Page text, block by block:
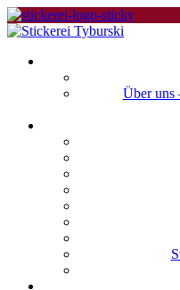
Über uns